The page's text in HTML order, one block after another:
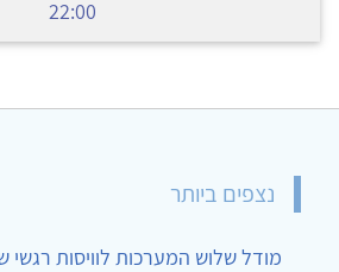
22:00
נצפים ביותר
מודל שלוש המערכות לוויסות רגשי